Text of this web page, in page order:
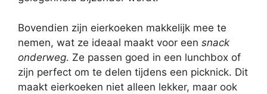
Bovendien zijn eierkoeken makkelijk mee te
nemen, wat ze ideaal maakt voor een snack
onderweg. Ze passen goed in een lunchbox of
zijn perfect om te delen tijdens een picknick. Dit
maakt eierkoeken niet alleen lekker, maar ook